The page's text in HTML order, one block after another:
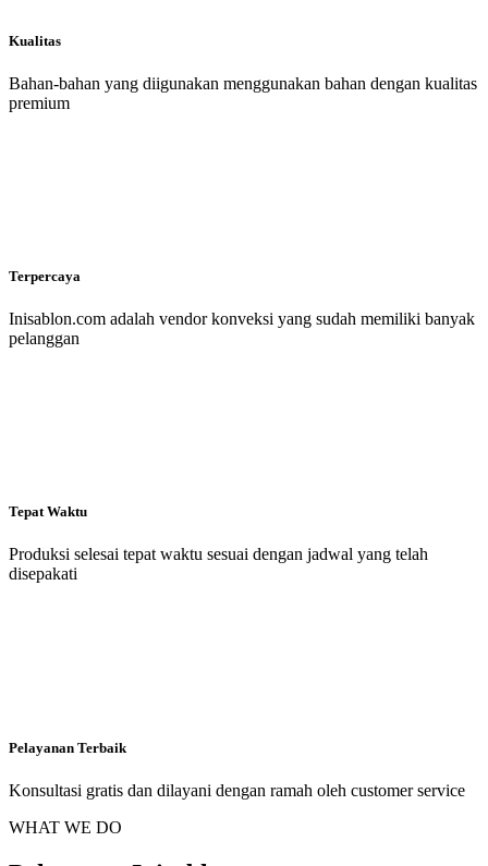
Kualitas
Bahan-bahan yang diigunakan menggunakan bahan dengan kualitas
premium
Terpercaya
Inisablon.com adalah vendor konveksi yang sudah memiliki banyak
pelanggan
Tepat Waktu
Produksi selesai tepat waktu sesuai dengan jadwal yang telah
disepakati
Pelayanan Terbaik
Konsultasi gratis dan dilayani dengan ramah oleh customer service
WHAT WE DO